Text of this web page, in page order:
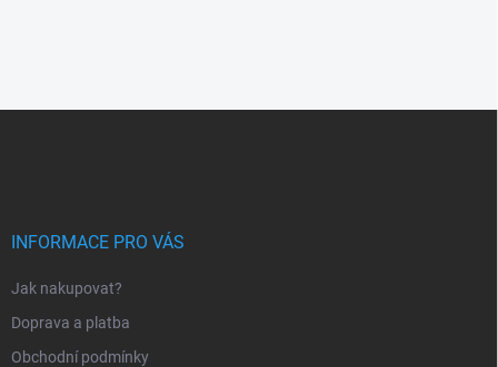
INFORMACE PRO VÁS
Jak nakupovat?
Doprava a platba
Obchodní podmínky